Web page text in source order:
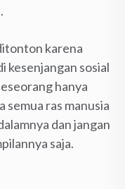
karena
kesenjangan sosial
hanya
semua ras manusia
dan jangan
saja.